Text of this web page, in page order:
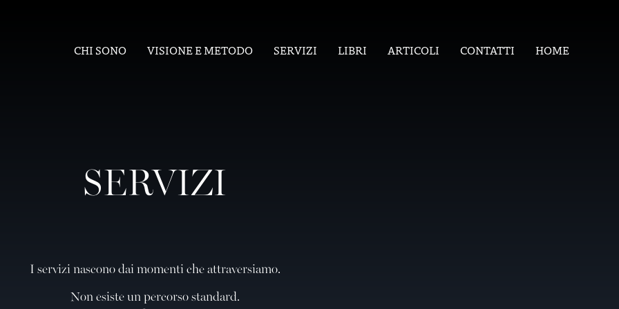
CHI SONO VISIONE E METODO SERVIZI LIBRI ARTICOLI CONTATTI HOME
SERVIZI
I servizi nascono dai momenti che attraversiamo.
Non esiste un percorso standard.